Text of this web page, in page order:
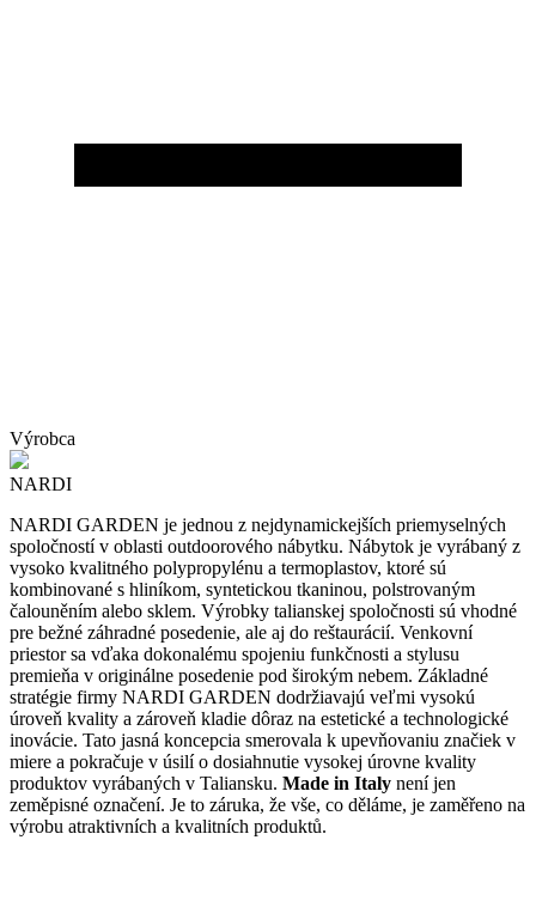
Výrobca
NARDI
NARDI GARDEN je jednou z nejdynamickejších priemyselných
spoločností v oblasti outdoorového nábytku. Nábytok je vyrábaný z
vysoko kvalitného polypropylénu a termoplastov, ktoré sú
kombinované s hliníkom, syntetickou tkaninou, polstrovaným
čalouněním alebo sklem. Výrobky talianskej spoločnosti sú vhodné
pre bežné záhradné posedenie, ale aj do reštaurácií. Venkovní
priestor sa vďaka dokonalému spojeniu funkčnosti a stylusu
premieňa v originálne posedenie pod širokým nebem. Základné
stratégie firmy NARDI GARDEN dodržiavajú veľmi vysokú
úroveň kvality a zároveň kladie dôraz na estetické a technologické
inovácie. Tato jasná koncepcia smerovala k upevňovaniu značiek v
miere a pokračuje v úsilí o dosiahnutie vysokej úrovne kvality
produktov vyrábaných v Taliansku. Made in Italy není jen
zeměpisné označení. Je to záruka, že vše, co děláme, je zaměřeno na
výrobu atraktivních a kvalitních produktů.